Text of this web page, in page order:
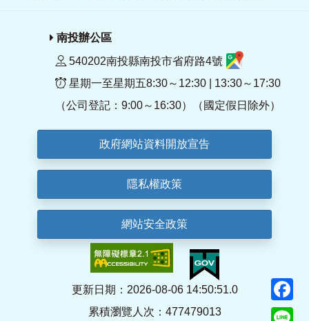
南投辦公區
540202南投縣南投市省府路4號
星期一至星期五8:30～12:30 | 13:30～17:30
（公司登記：9:00～16:30）（國定假日除外）
政府網站資料開放宣告
隱私權政策
網站安全政策
更新日期：2026-08-06 14:50:51.0
累積瀏覽人次：477479013